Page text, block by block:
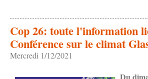
Cop 26: toute l'information
Conférence sur le climat
Mercredi 1/12/2021
Du